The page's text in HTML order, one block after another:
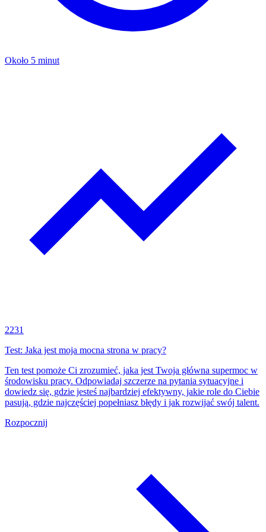
Około 5 minut
2231
Test: Jaka jest moja mocna strona w pracy?
Ten test pomoże Ci zrozumieć, jaka jest Twoja główna supermoc w
środowisku pracy. Odpowiadaj szczerze na pytania sytuacyjne i
dowiedz się, gdzie jesteś najbardziej efektywny, jakie role do Ciebie
pasują, gdzie najczęściej popełniasz błędy i jak rozwijać swój talent.
Rozpocznij